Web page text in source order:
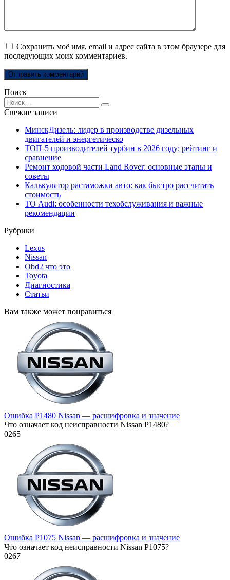
Сохранить моё имя, email и адрес сайта в этом браузере для
последующих моих комментариев.
Поиск
Search
for:
Свежие записи
МинскДизель: лидер в производстве дизельных
двигателей и энергетическо
ТОП-5 производителей турбин в 2026 году: рейтинг и
сравнение
Ремонт ходовой части Land Rover: основные этапы и
советы
Калькулятор растаможки авто: как быстро рассчитать
стоимость
ТО Audi: особенности техобслуживания и важные
рекомендации
Рубрики
Lexus
Nissan
Obd2 что это
Toyota
Диагностика
Статьи
Вам также может понравиться
Ошибка P1480 Nissan — расшифровка и значение
Что означает код неисправности Nissan P1480?
0265
Ошибка P1075 Nissan — расшифровка и значение
Что означает код неисправности Nissan P1075?
0267